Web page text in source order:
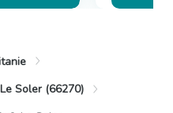
Le Soler (66270)